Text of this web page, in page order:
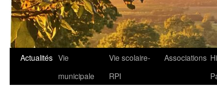
Aller
Actualités Vie
municipale
Vie scolaire-
RPI
Associations